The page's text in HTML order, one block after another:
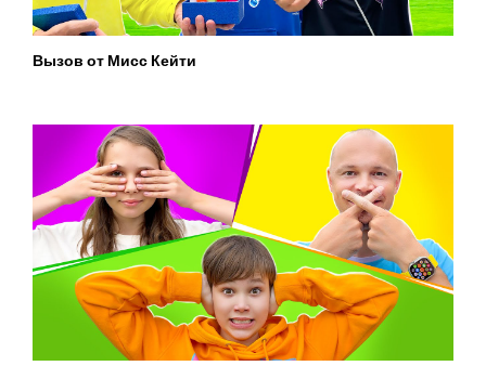
Вызов от Мисс Кейти